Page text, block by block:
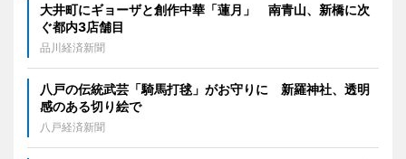
大井町にギョーザと創作中華「蓮月」 南青山、新橋に次
ぐ都内3店舗目
品川経済新聞
八戸の伝統武芸「騎馬打毬」がお守りに 新羅神社、透明
感のある切り絵で
八戸経済新聞